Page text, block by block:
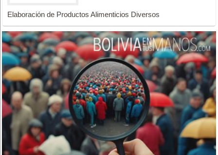
Elaboración de Productos Alimenticios Diversos